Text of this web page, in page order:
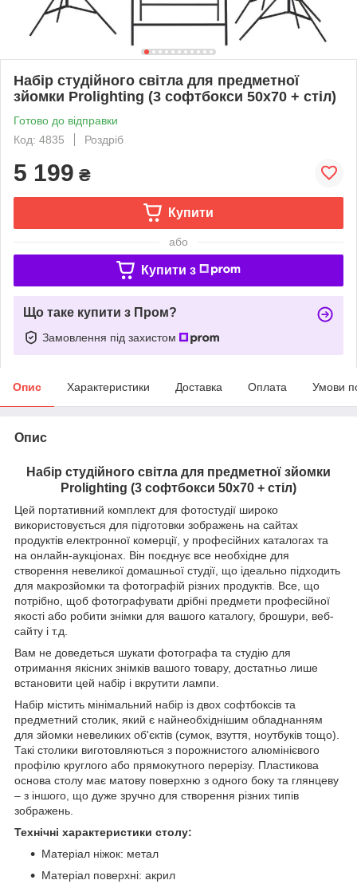
Набір студійного світла для предметної
зйомки Prolighting (3 софтбокси 50x70 + стіл)
Готово до відправки
Код: 4835
Роздріб
5 199 ₴
Купити
або
Купити з
Що таке купити з Пром?
Замовлення під захистом
Опис Характеристики Доставка Оплата Умови
Опис
Набір студійного світла для предметної зйомки
Prolighting (3 софтбокси 50x70 + стіл)
Цей портативний комплект для фотостудії широко
використовується для підготовки зображень на сайтах
продуктів електронної комерції, у професійних каталогах та
на онлайн-аукціонах. Він поєднує все необхідне для
створення невеликої домашньої студії, що ідеально підходить
для макрозйомки та фотографій різних продуктів. Все, що
потрібно, щоб фотографувати дрібні предмети професійної
якості або робити знімки для вашого каталогу, брошури, веб-
сайту і т.д.
Вам не доведеться шукати фотографа та студію для
отримання якісних знімків вашого товару, достатньо лише
встановити цей набір і вкрутити лампи.
Набір містить мінімальний набір із двох софтбоксів та
предметний столик, який є найнеобхіднішим обладнанням
для зйомки невеликих об'єктів (сумок, взуття, ноутбуків тощо).
Такі столики виготовляються з порожнистого алюмінієвого
профілю круглого або прямокутного перерізу. Пластикова
основа столу має матову поверхню з одного боку та глянцеву
– з іншого, що дуже зручно для створення різних типів
зображень.
Технічні характеристики столу:
Матеріал ніжок: метал
Матеріал поверхні: акрил